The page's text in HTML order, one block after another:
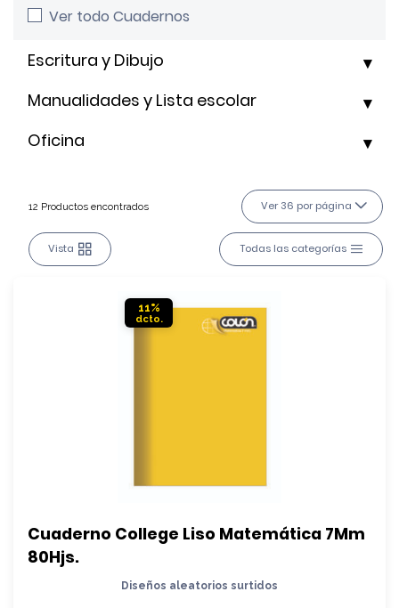
Ver todo Cuadernos
Escritura y Dibujo
Manualidades y Lista escolar
Oficina
12 Productos encontrados Ver 36 por página
Vista Todas las categorías
11%
Cuaderno College Liso Matemática 7Mm
80Hjs.
Diseños aleatorios surtidos